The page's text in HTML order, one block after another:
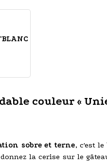
couleur «
sobre et terne, c'est
la cerise sur le